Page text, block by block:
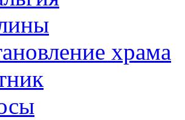
храма